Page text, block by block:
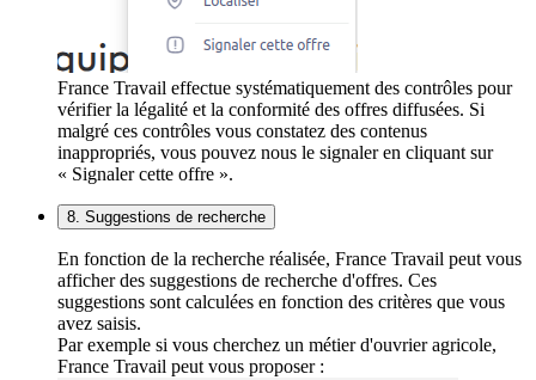
France Travail effectue systématiquement des contrôles pour
vérifier la légalité et la conformité des offres diffusées. Si
malgré ces contrôles vous constatez des contenus
inappropriés, vous pouvez nous le signaler en cliquant sur
« Signaler cette offre ».
8. Suggestions de recherche
En fonction de la recherche réalisée, France Travail peut vous
afficher des suggestions de recherche d'offres. Ces
suggestions sont calculées en fonction des critères que vous
avez saisis.
Par exemple si vous cherchez un métier d'ouvrier agricole,
France Travail peut vous proposer :